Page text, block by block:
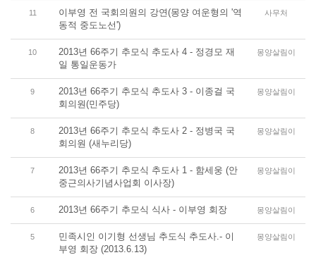
11
이부영 전 국회의원의 강연(몽양 여운형의 '역
동적 중도노선')
사무처
10
2013년 66주기 추모식 추도사 4 - 정경모 재
일 통일운동가
몽양살림이
9
2013년 66주기 추모식 추도사 3 - 이종걸 국
회의원(민주당)
몽양살림이
8
2013년 66주기 추모식 추도사 2 - 정병국 국
회의원 (새누리당)
몽양살림이
7
2013년 66주기 추모식 추도사 1 - 함세웅 (안
중근의사기념사업회 이사장)
몽양살림이
6 2013년 66주기 추모식 식사 - 이부영 회장 몽양살림이
5
민족시인 이기형 선생님 추도식 추도사.- 이
부영 회장 (2013.6.13)
몽양살림이